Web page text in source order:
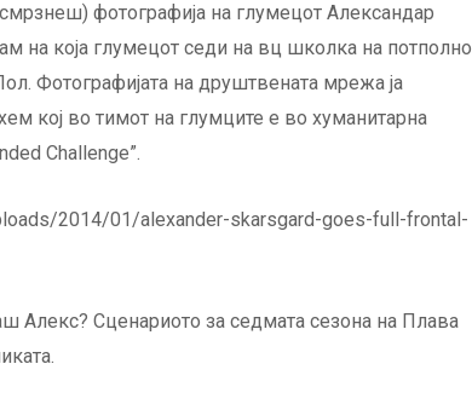
фотографија на глумецот Александар
на која глумецот седи на вц школка на потполно
Фотографијата на друштвената мрежа ја
кој во тимот на глумците е во хуманитарна
Challenge”.
Алекс? Сценариото за седмата сезона на Плава